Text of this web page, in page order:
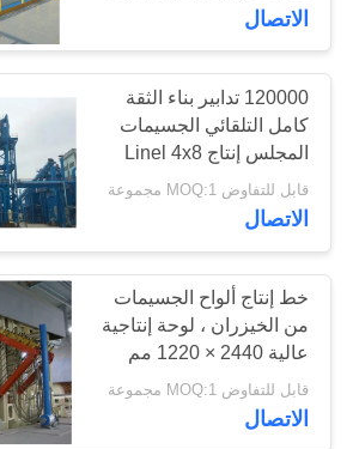
الاتصال
120000 تدابير بناء الثقة
كامل التلقائي الجسيمات
المجلس إنتاج Linel 4x8
قدم
قابل للتفاوض MOQ:1 مجموعة
الاتصال
خط إنتاج ألواح الجسيمات
من الخيزران ، لوحة إنتاجية
عالية 2440 × 1220 مم
قابل للتفاوض MOQ:1 مجموعة
الاتصال